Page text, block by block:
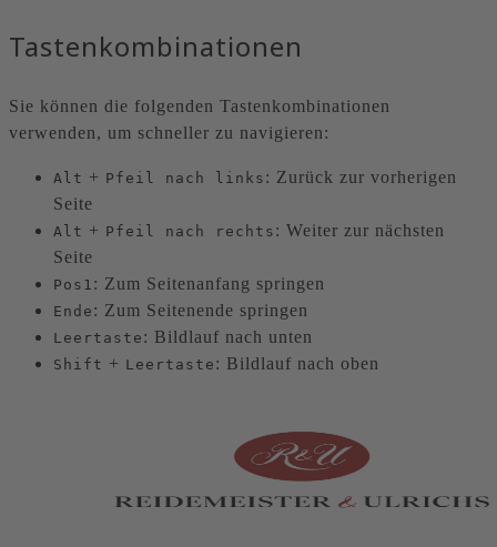
Tastenkombinationen
Sie können die folgenden Tastenkombinationen
verwenden, um schneller zu navigieren:
Alt + Pfeil nach links : Zurück zur vorherigen
Seite
Alt + Pfeil nach rechts : Weiter zur nächsten
Seite
Pos1 : Zum Seitenanfang springen
Ende : Zum Seitenende springen
Leertaste : Bildlauf nach unten
Shift + Leertaste : Bildlauf nach oben